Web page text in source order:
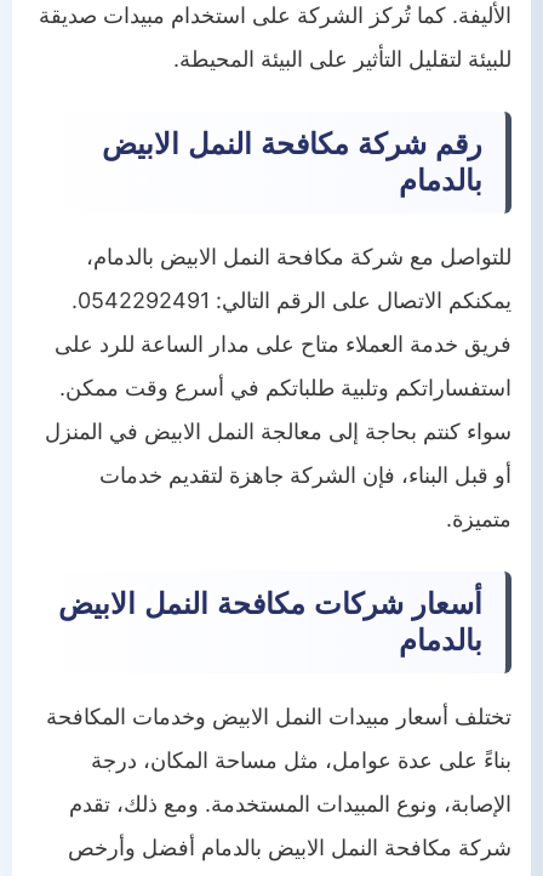
الأليفة. كما تُركز الشركة على استخدام مبيدات صديقة
للبيئة لتقليل التأثير على البيئة المحيطة.
رقم شركة مكافحة النمل الابيض
بالدمام
للتواصل مع شركة مكافحة النمل الابيض بالدمام،
يمكنكم الاتصال على الرقم التالي: 0542292491.
فريق خدمة العملاء متاح على مدار الساعة للرد على
استفساراتكم وتلبية طلباتكم في أسرع وقت ممكن.
سواء كنتم بحاجة إلى معالجة النمل الابيض في المنزل
أو قبل البناء، فإن الشركة جاهزة لتقديم خدمات
متميزة.
أسعار شركات مكافحة النمل الابيض
بالدمام
تختلف أسعار مبيدات النمل الابيض وخدمات المكافحة
بناءً على عدة عوامل، مثل مساحة المكان، درجة
الإصابة، ونوع المبيدات المستخدمة. ومع ذلك، تقدم
شركة مكافحة النمل الابيض بالدمام أفضل وأرخص